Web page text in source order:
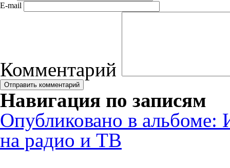
E-mail
Комментарий
Навигация по записям
Опубликовано в альбоме:
на радио и ТВ